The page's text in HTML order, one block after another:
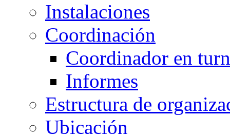
Instalaciones
Coordinación
Coordinador en
Informes
Estructura de
Ubicación